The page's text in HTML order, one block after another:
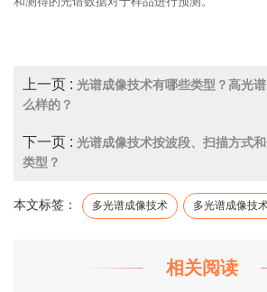
上一页 : 光谱成像技术有哪些类型？高光
么样的？
下一页 : 光谱成像技术按波段、扫描方式
类型？
本文标签： 多光谱成像技术 多光谱成像技
相关阅读